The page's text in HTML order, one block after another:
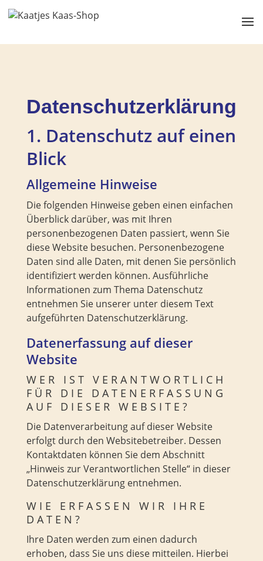
Datenschutz­erklärung
1. Datenschutz auf einen
Blick
Allgemeine Hinweise
Die folgenden Hinweise geben einen einfachen
Überblick darüber, was mit Ihren
personenbezogenen Daten passiert, wenn Sie
diese Website besuchen. Personenbezogene
Daten sind alle Daten, mit denen Sie persönlich
identifiziert werden können. Ausführliche
Informationen zum Thema Datenschutz
entnehmen Sie unserer unter diesem Text
aufgeführten Datenschutzerklärung.
Datenerfassung auf dieser
Website
WER IST VERANTWORTLICH
FÜR DIE DATENERFASSUNG
AUF DIESER WEBSITE?
Die Datenverarbeitung auf dieser Website
erfolgt durch den Websitebetreiber. Dessen
Kontaktdaten können Sie dem Abschnitt
„Hinweis zur Verantwortlichen Stelle“ in dieser
Datenschutzerklärung entnehmen.
WIE ERFASSEN WIR IHRE
DATEN?
Ihre Daten werden zum einen dadurch
erhoben, dass Sie uns diese mitteilen. Hierbei